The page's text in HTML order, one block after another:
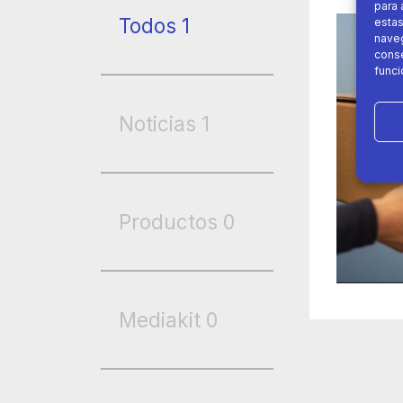
para
Todos 1
Noticias 1
Productos 0
Mediakit 0